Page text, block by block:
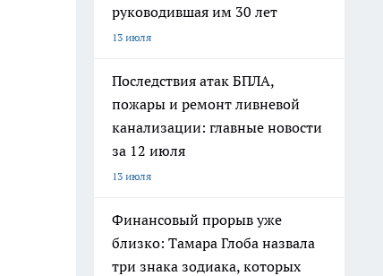
руководившая им 30 лет
13 июля
Последствия атак БПЛА,
пожары и ремонт ливневой
канализации: главные новости
за 12 июля
13 июля
Финансовый прорыв уже
близко: Тамара Глоба назвала
три знака зодиака, которых